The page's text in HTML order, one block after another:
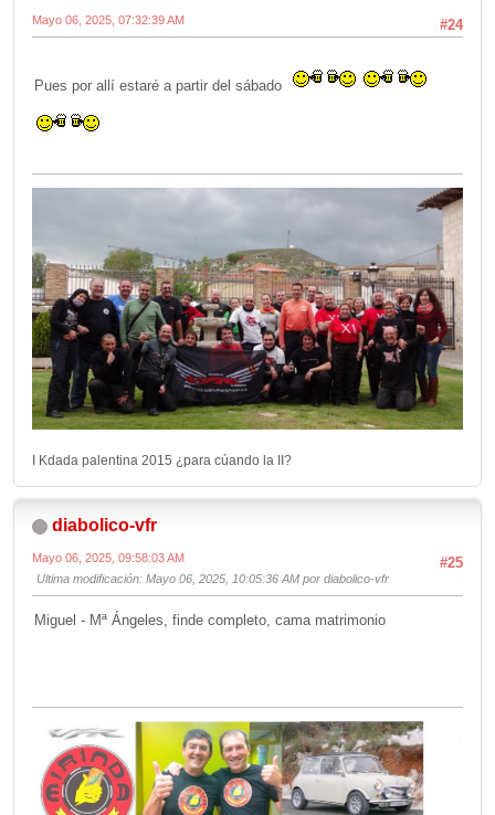
#24
Mayo 06, 2025, 07:32:39 AM
Pues por allí estaré a partir del sábado
I Kdada palentina 2015 ¿para cúando la II?
diabolico-vfr
#25
Mayo 06, 2025, 09:58:03 AM
Ultima modificación: Mayo 06, 2025, 10:05:36 AM por diabolico-vfr
Miguel - Mª Ángeles, finde completo, cama matrimonio